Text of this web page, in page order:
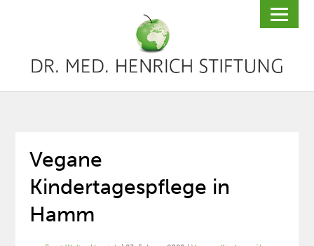
Vegane
Kindertagespflege in
Hamm